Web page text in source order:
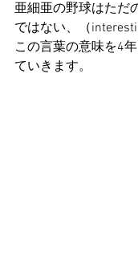
亜細亜の野球はただ
ではない、（
この言葉の意味を4
ていきます。